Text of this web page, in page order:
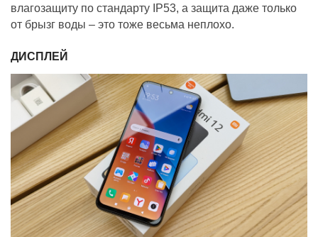
влагозащиту по стандарту IP53, а защита даже только
от брызг воды – это тоже весьма неплохо.
ДИСПЛЕЙ